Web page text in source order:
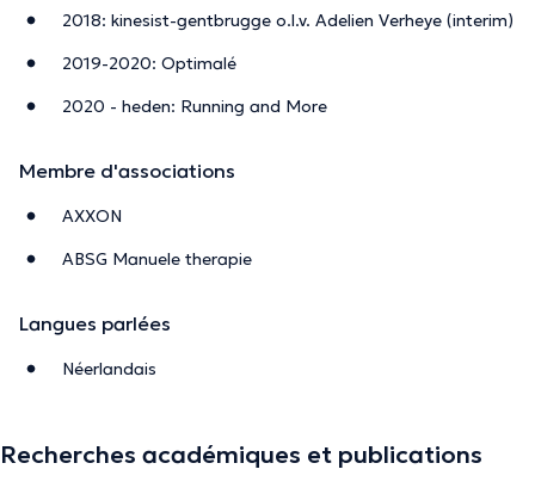
2018: kinesist-gentbrugge o.l.v. Adelien Verheye (interim)
2019-2020: Optimalé
2020 - heden: Running and More
Membre d'associations
AXXON
ABSG Manuele therapie
Langues parlées
Néerlandais
Recherches académiques et publications